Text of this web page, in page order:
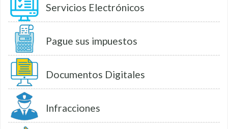
Servicios Electrónicos
Pague sus impuestos
Documentos Digitales
Infracciones